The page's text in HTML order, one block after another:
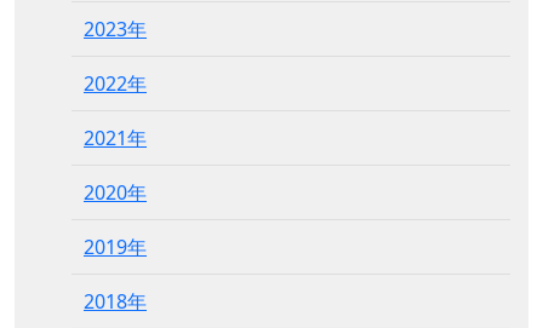
2023年
2022年
2021年
2020年
2019年
2018年